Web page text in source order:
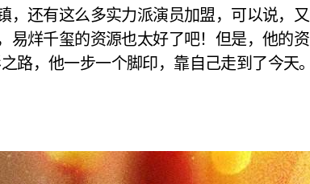
，还有这么多实力派演员加盟，可以说，又
易烊千玺的资源也太好了吧！但是，他的资
路，他一步一个脚印，靠自己走到了今天。